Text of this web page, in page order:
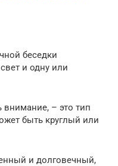
беседки
и одну или
внимание, – это тип
быть круглый или
и долговечный,